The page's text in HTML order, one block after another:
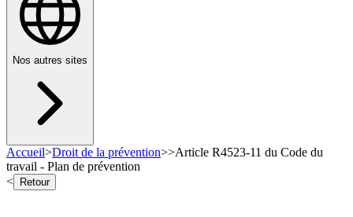
Nos autres sites
Accueil>Droit de la prévention>>Article R4523-11 du Code du
travail - Plan de prévention
<
Retour